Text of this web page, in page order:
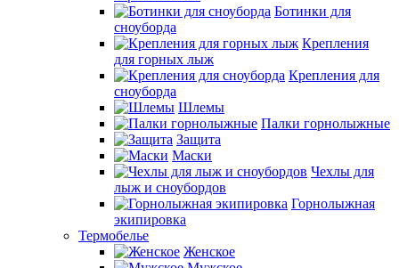
Ботинки для
сноуборда
Крепления
для горных лыж
Крепления для
сноуборда
Шлемы
Палки горнолыжные
Защита
Маски
Чехлы для
лыж и сноубордов
Горнолыжная
экипировка
Термобелье
Женское